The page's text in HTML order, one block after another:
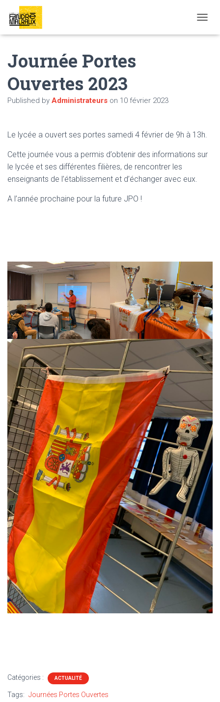
Journée Portes
Ouvertes 2023
Published by Administrateurs on 10 février 2023
Le lycée a ouvert ses portes samedi 4 février de 9h à 13h.
Cette journée vous a permis d’obtenir des informations sur
le lycée et ses différentes filières, de rencontrer les
enseignants de l’établissement et d’échanger avec eux.
A l’année prochaine pour la future JPO !
Catégories : ACTUALITÉ
Tags: Journées Portes Ouvertes